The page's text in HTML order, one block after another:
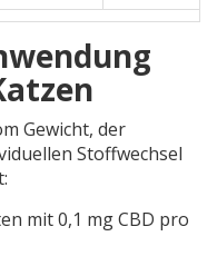
Gewicht, der
Stoffwechsel
mit 0,1 mg CBD pro